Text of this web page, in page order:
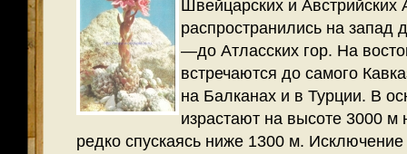
Швейцарских и Австрийских
распространились на запад
—до Атласских гор. На
встречаются до са­мого
на Балканах и в Турции. В
израстают на высоте 3000
редко спускаясь ниже 1300 м. Исключение